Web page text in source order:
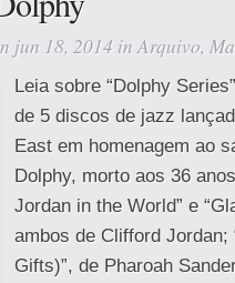
jun 18, 2014 inArquivo,
Leia sobre “Dolphy
de 5 discos de jazz
East em homenagem ao
Dolphy, morto aos 36
Jordan in the World” e
ambos de Clifford Jordan;
Gifts)”, de Pharoah